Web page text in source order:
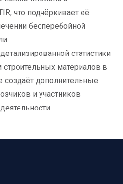
что подчёркивает её
бесперебойной
статистики
строительных материалов в
создаёт дополнительные
и участников